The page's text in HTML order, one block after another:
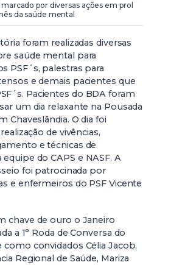
por diversas ações em prol
da saúde mental
foram realizadas diversas
saúde mental para
PSF´s, palestras para
e demais pacientes que
Pacientes do BDA foram
um dia relaxante na Pousada
Chaveslândia. O dia foi
de vivências,
e técnicas de
do CAPS e NASF. A
foi patrocinada por
e enfermeiros do PSF Vicente
chave de ouro o Janeiro
a 1° Roda de Conversa do
como convidados Célia Jacob,
Regional de Saúde, Mariza